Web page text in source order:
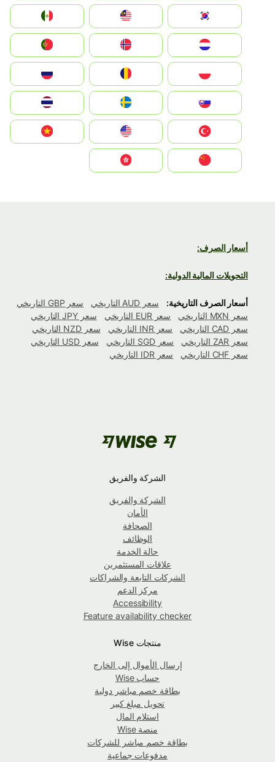
South Korea
Nederland
Portugal
România
Slovensko
United States
Vietnam
أسعار الصرف:
التحويلات المالية الدولية:
أسعار الصرف التاريخية: سعر AUD التاريخي
سعر GBP التاريخي
سعر MXN التاريخي
سعر EUR التاريخي
سعر JPY التاريخي
سعر CAD التاريخي
سعر INR التاريخي
سعر NZD التاريخي
سعر ZAR التاريخي
سعر SGD التاريخي
سعر USD التاريخي
سعر CHF التاريخي
سعر IDR التاريخي
الشركة والفريق
الشركة والفريق
الأمان
الصحافة
الوظائف
حالة الخدمة
علاقات المستثمرين
الشركات التابعة والشراكات
مركز الدعم
Accessibility
Feature availability checker
منتجات Wise
إرسال الأموال إلى الخارج
حساب Wise
بطاقة خصم مباشر دولية
تحويل مبلغ كبير
استلام المال
منصة Wise
بطاقة خصم مباشر للشركات
مدفوعات جماعية